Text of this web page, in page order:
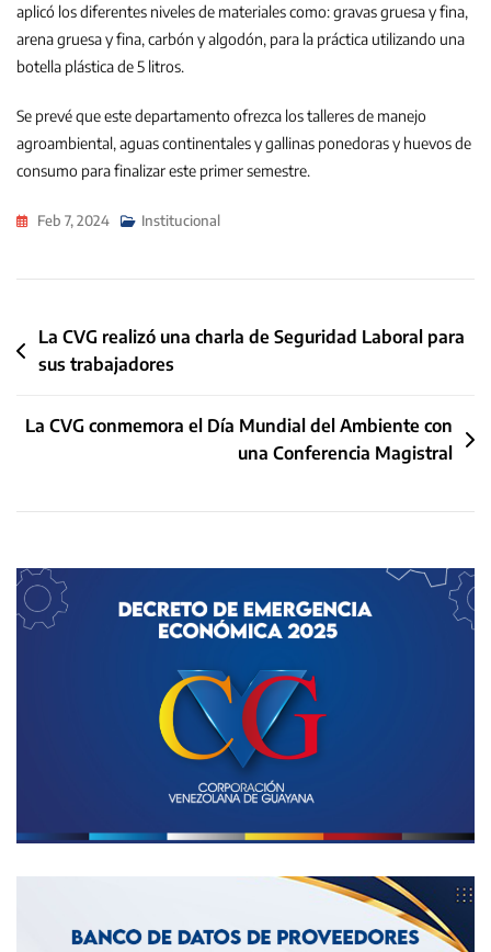
aplicó los diferentes niveles de materiales como: gravas gruesa y fina,
arena gruesa y fina, carbón y algodón, para la práctica utilizando una
botella plástica de 5 litros.
Se prevé que este departamento ofrezca los talleres de manejo
agroambiental, aguas continentales y gallinas ponedoras y huevos de
consumo para finalizar este primer semestre.
Feb 7, 2024 Institucional
Navegación
de
La CVG realizó una charla de Seguridad Laboral para
sus trabajadores
La CVG conmemora el Día Mundial del Ambiente con
una Conferencia Magistral